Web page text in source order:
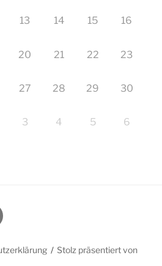
13 14 15 16
20 21 22 23
27 28 29 30
3 4 5 6
Stolz präsentiert von